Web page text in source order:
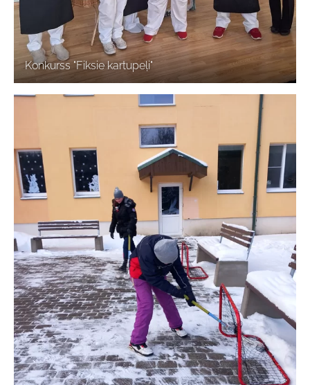
Konkurss "Fiksie kartupeļi"